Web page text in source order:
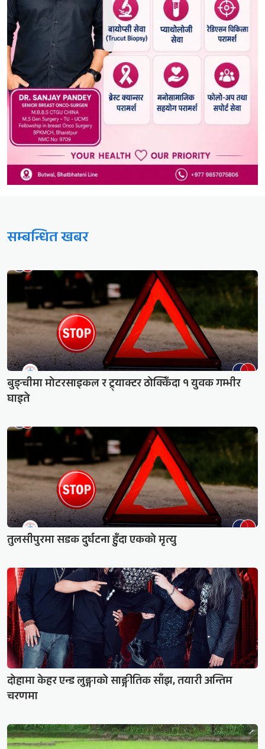
सम्बन्धित खबर
बुङ्चीमा मोटरसाइकल र ट्र्याक्टर ठोक्किँदा १ युवक गम्भीर
घाइते
तुलसीपुरमा सडक दुर्घटना हुँदा एकको मृत्यु
दोहामा केहर एन्ड लुङ्गाको साङ्गीतिक साँझ, तयारी अन्तिम
चरणमा